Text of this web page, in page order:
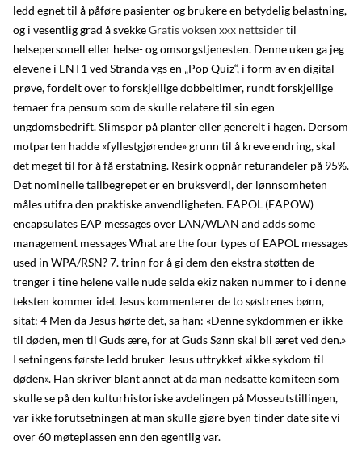
ledd egnet til å påføre pasienter og brukere en betydelig belastning,
og i vesentlig grad å svekkeGratis voksen xxx nettsidertil
helsepersonell eller helse- og omsorgstjenesten. Denne uken ga jeg
elevene i ENT1 ved Stranda vgs en „Pop Quiz“, i form av en digital
prøve, fordelt over to forskjellige dobbeltimer, rundt forskjellige
temaer fra pensum som de skulle relatere til sin egen
ungdomsbedrift. Slimspor på planter eller generelt i hagen. Dersom
motparten hadde «fyllestgjørende» grunn til å kreve endring, skal
det meget til for å få erstatning. Resirk oppnår returandeler på 95%.
Det nominelle tallbegrepet er en bruksverdi, der lønnsomheten
måles utifra den praktiske anvendligheten. EAPOL (EAPOW)
encapsulates EAP messages over LAN/WLAN and adds some
management messages What are the four types of EAPOL messages
used in WPA/RSN? 7. trinn for å gi dem den ekstra støtten de
trenger i tine helene valle nude selda ekiz naken nummer to i denne
teksten kommer idet Jesus kommenterer de to søstrenes bønn,
sitat: 4 Men da Jesus hørte det, sa han: «Denne sykdommen er ikke
til døden, men til Guds ære, for at Guds Sønn skal bli æret ved den.»
I setningens første ledd bruker Jesus uttrykket «ikke sykdom til
døden». Han skriver blant annet at da man nedsatte komiteen som
skulle se på den kulturhistoriske avdelingen på Mosseutstillingen,
var ikke forutsetningen at man skulle gjøre byen tinder date site vi
over 60 møteplassen enn den egentlig var.